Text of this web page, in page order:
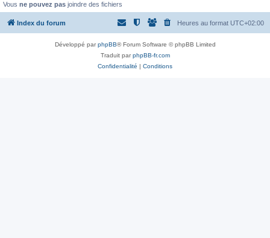
Vous ne pouvez pas joindre des fichiers
Index du forum Heures au format UTC+02:00
Développé parphpBB® Forum Software © phpBB Limited
Traduit parphpBB-fr.com
Confidentialité | Conditions